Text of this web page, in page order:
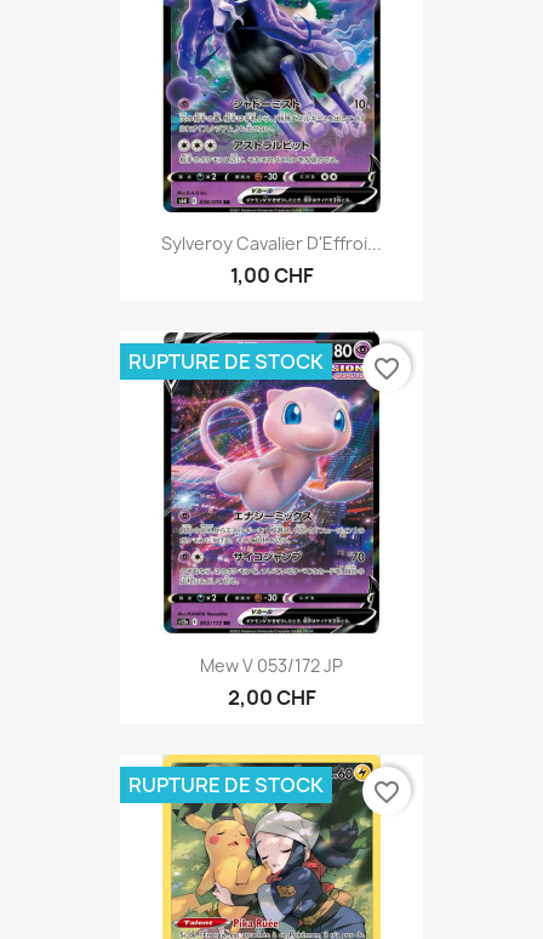
Sylveroy Cavalier D'Effroi...
1,00 CHF
Mew V 053/172 JP
2,00 CHF
RUPTURE DE STOCK favorite_border
RUPTURE DE STOCK favorite_border